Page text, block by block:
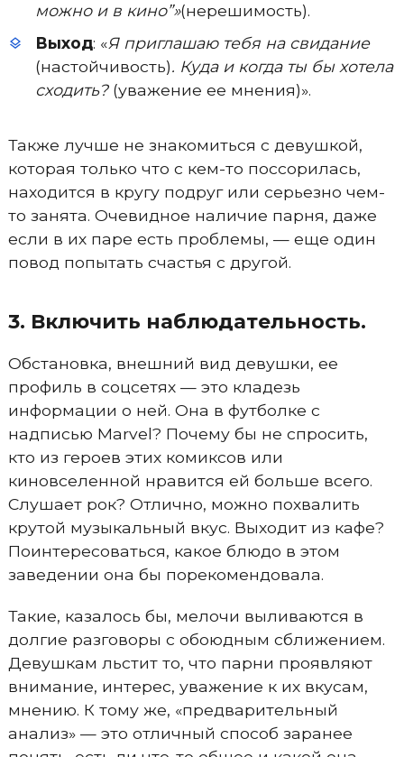
можно и в кино”»(нерешимость).
Выход: «Я приглашаю тебя на свидание
(настойчивость). Куда и когда ты бы хотела
сходить? (уважение ее мнения)».
Также лучше не знакомиться с девушкой,
которая только что с кем-то поссорилась,
находится в кругу подруг или серьезно чем-
то занята. Очевидное наличие парня, даже
если в их паре есть проблемы, — еще один
повод попытать счастья с другой.
3. Включить наблюдательность.
Обстановка, внешний вид девушки, ее
профиль в соцсетях — это кладезь
информации о ней. Она в футболке с
надписью Marvel? Почему бы не спросить,
кто из героев этих комиксов или
киновселенной нравится ей больше всего.
Слушает рок? Отлично, можно похвалить
крутой музыкальный вкус. Выходит из кафе?
Поинтересоваться, какое блюдо в этом
заведении она бы порекомендовала.
Такие, казалось бы, мелочи выливаются в
долгие разговоры с обоюдным сближением.
Девушкам льстит то, что парни проявляют
внимание, интерес, уважение к их вкусам,
мнению. К тому же, «предварительный
анализ» — это отличный способ заранее